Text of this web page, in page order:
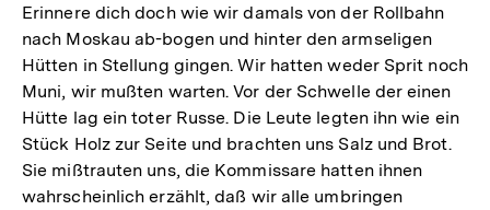
Erinnere dich doch wie wir damals von der Rollbahn
nach Moskau ab-bogen und hinter den armseligen
Hütten in Stellung gingen. Wir hatten weder Sprit noch
Muni, wir mußten warten. Vor der Schwelle der einen
Hütte lag ein toter Russe. Die Leute legten ihn wie ein
Stück Holz zur Seite und brachten uns Salz und Brot.
Sie mißtrauten uns, die Kommissare hatten ihnen
wahrscheinlich erzählt, daß wir alle umbringen